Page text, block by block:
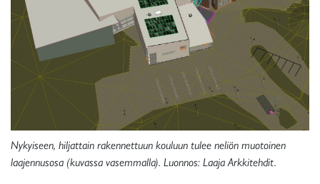
Nykyiseen, hiljattain rakennettuun kouluun tulee neliön muotoinen
laajennusosa (kuvassa vasemmalla). Luonnos: Laaja Arkkitehdit.